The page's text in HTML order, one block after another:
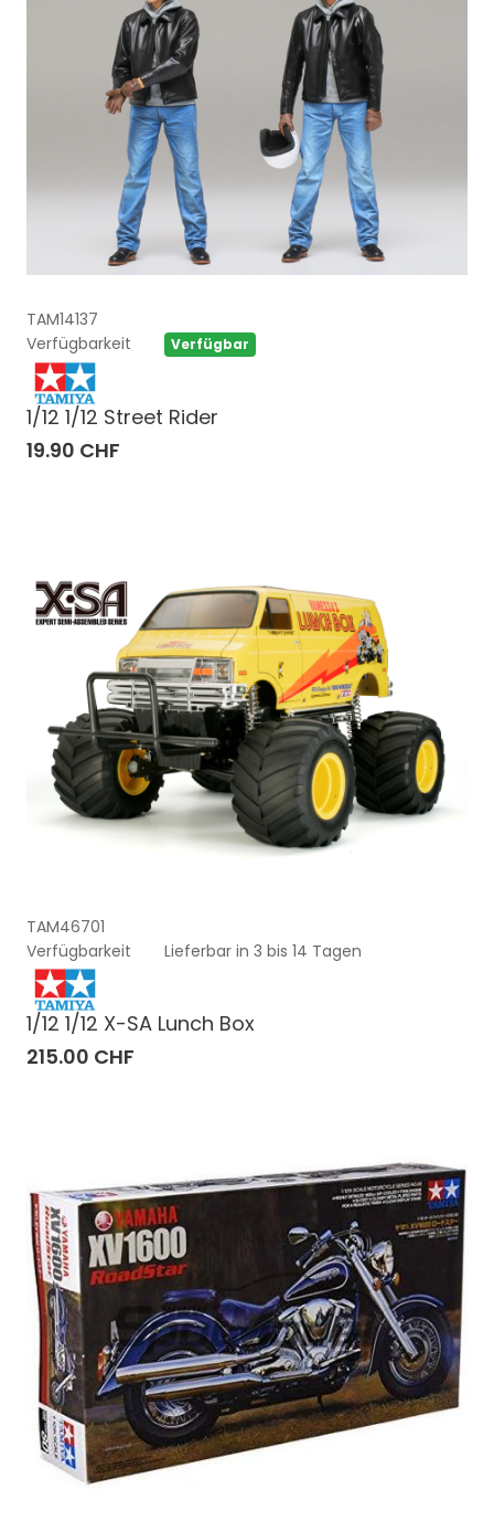
TAM14137
Verfügbarkeit
Verfügbar
1/12 1/12 Street Rider
19.90 CHF
TAM46701
Verfügbarkeit
Lieferbar in 3 bis 14 Tagen
1/12 1/12 X-SA Lunch Box
215.00 CHF